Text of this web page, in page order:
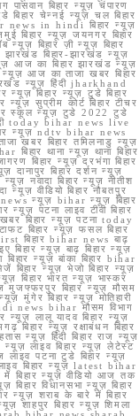
पासवान बिहार न्यूज़ चंपारण
बिहार चेन्नई न्यूज़ चल बिहार
news in hindi बिहार न्यूज़
बिहार न्यूज़ जयनगर बिहार
न्यूज़ बिहार ज़ी न्यूज़ बिहार
बिहार-झारखंड न्यूज़
आज का बिहार झारखंड न्यूज़
आज का ताजा खबर बिहार
न्यूज़ हिंदी jharkhand
बिहार न्यूज़ टुडे बिहार
सुप्रीम कोर्ट बिहार टीचर
स्कूल न्यूज़ टुडे 2022 टुडे
today bihar news live
न्यूज़ ndtv bihar news
खबर बिहार तमिलनाडु न्यूज़
बिहार थाना न्यूज़ थाना बिहार
बिहार न्यूज़ दरभंगा बिहार
दानापुर बिहार दर्शन न्यूज़
न्यूज़ नवादा बिहार न्यूज़ नीतीश
न्यूज़ वीडियो बिहार नौबतपुर
न्यूज़ bihar न्यूज़ बिहार
पटना लाइव टीवी बिहार
बिहार न्यूज़ पटना today
बिहार न्यूज़ फसल बिहार
बिहार bihar news बाढ़
बिहार न्यूज़ बाढ़ बिहार न्यूज़
बिहार न्यूज़ बांका बिहार bihar
बिहार न्यूज़ भेजो बिहार न्यूज़
बिहार भारत न्यूज़ भास्कर
मुजफ्फरपुर बिहार न्यूज़ मौसम
मुंगेर बिहार न्यूज़ मोतिहारी
news bihar मौसम विभाग
न्यूज़ लालू यादव बिहार न्यूज़
बिहार न्यूज़ रक्षाबंधन बिहार
न्यूज़ हिंदी बिहार राज न्यूज़
लाइव बिहार न्यूज़ लेटेस्ट
लाइव पटना टुडे बिहार न्यूज़
बिहार न्यूज़ latest bihar
बिहार न्यूज़ वीडियो आज तक
बिहार विधानसभा न्यूज़ बिहार
न्यूज़ शराब के बारे में बिहार
शाहपुर बिहार न्यूज़ शिमला